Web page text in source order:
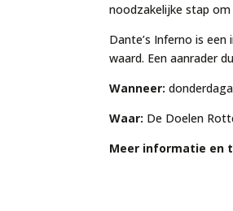
noodzakelijke stap
Dante’s Infernois een
waard. Een aanrader
Wanneer:
Waar: De Doelen
Meer informatie en